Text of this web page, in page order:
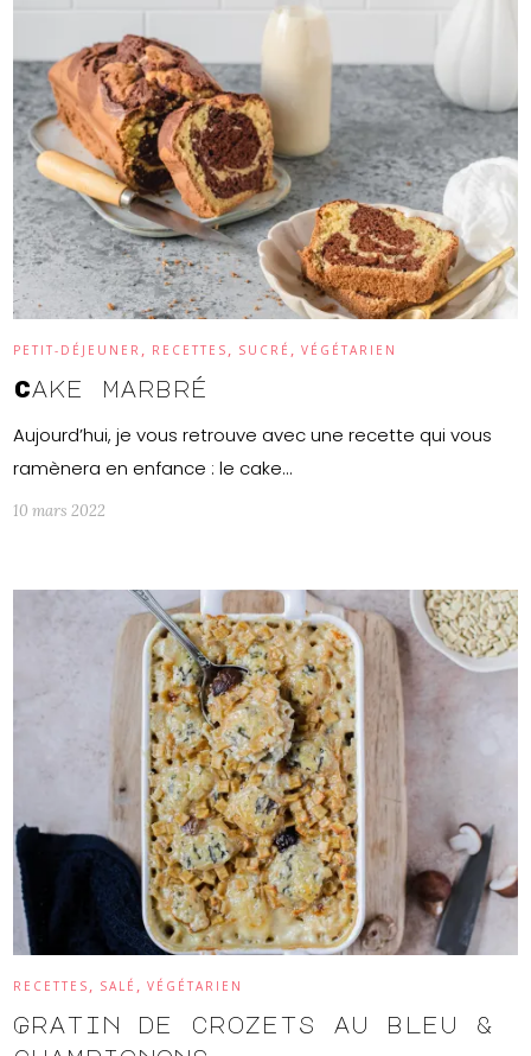
PETIT-DÉJEUNER , RECETTES , SUCRÉ , VÉGÉTARIEN
Cake marbré
Aujourd’hui, je vous retrouve avec une recette qui vous
ramènera en enfance : le cake…
10 mars 2022
RECETTES , SALÉ , VÉGÉTARIEN
Gratin de crozets au bleu &